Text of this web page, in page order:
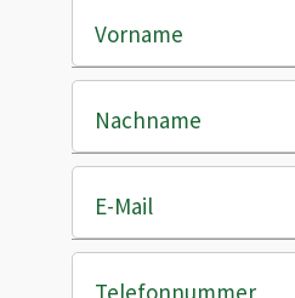
Vorname
Nachname
E-Mail
Telefonnummer